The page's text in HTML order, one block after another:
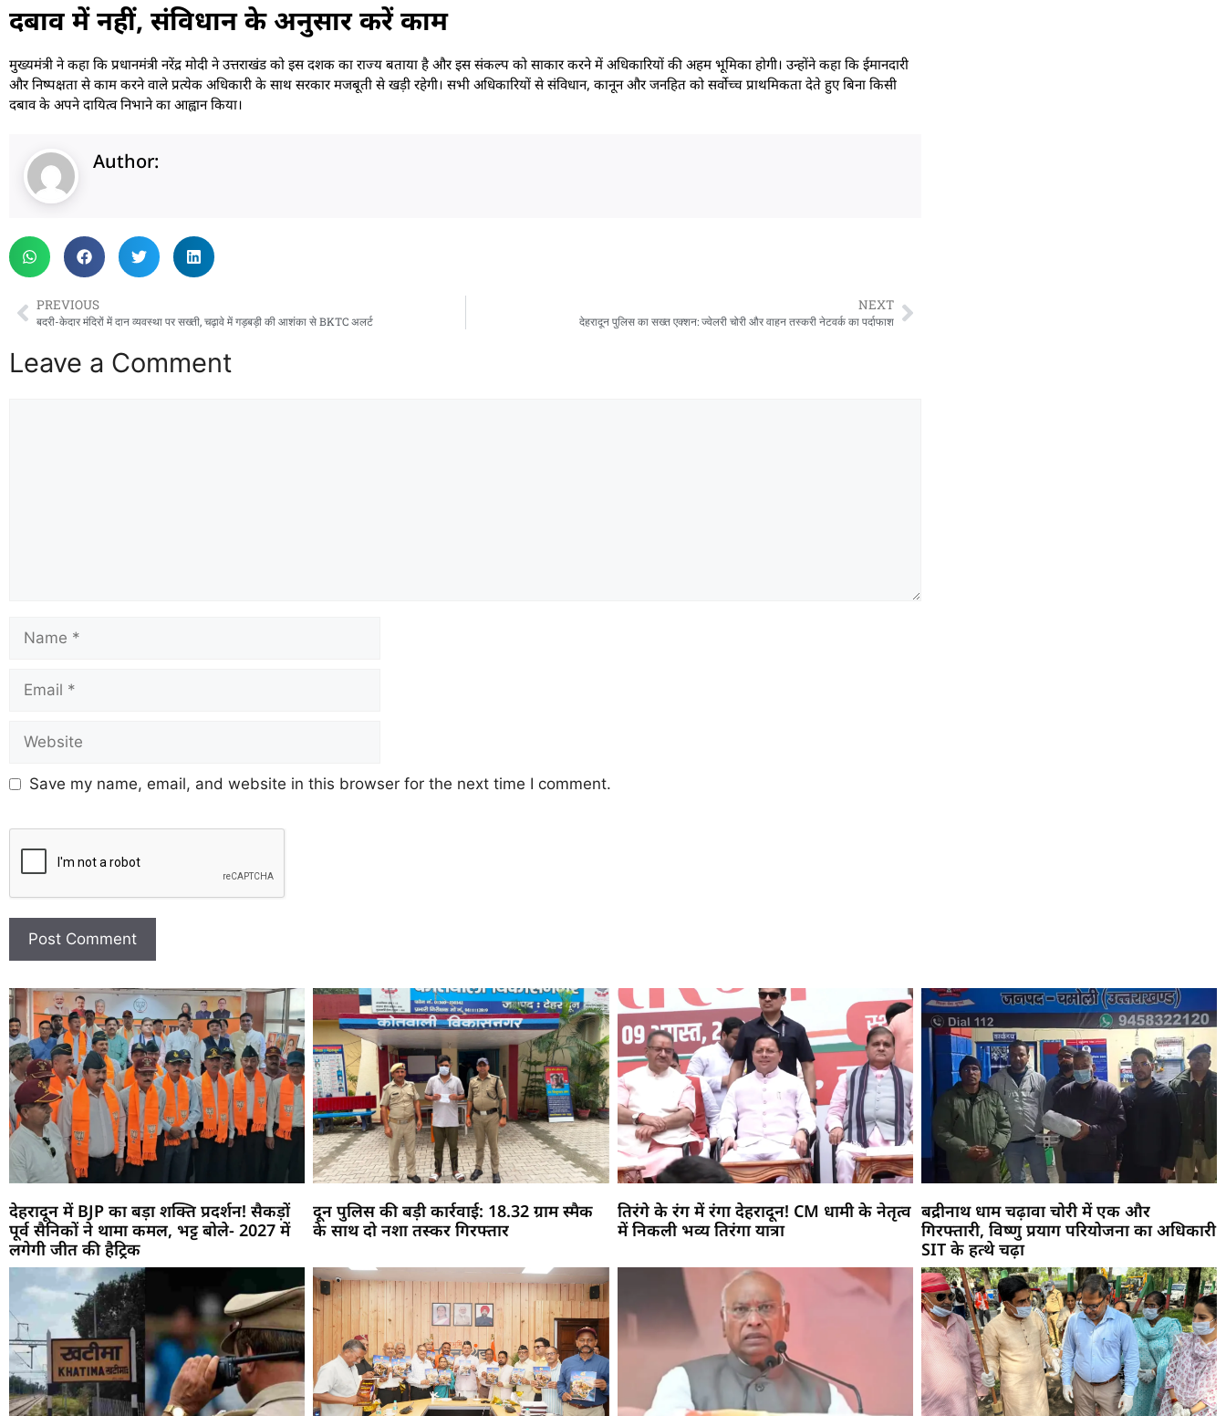
दबाव में नहीं, संविधान के अनुसार करें काम
मुख्यमंत्री ने कहा कि प्रधानमंत्री नरेंद्र मोदी ने उत्तराखंड को इस दशक का राज्य बताया है और इस संकल्प को साकार करने में अधिकारियों की अहम भूमिका होगी। उन्होंने कहा कि ईमानदारी
और निष्पक्षता से काम करने वाले प्रत्येक अधिकारी के साथ सरकार मजबूती से खड़ी रहेगी। सभी अधिकारियों से संविधान, कानून और जनहित को सर्वोच्च प्राथमिकता देते हुए बिना किसी
दबाव के अपने दायित्व निभाने का आह्वान किया।
Author:
PREVIOUS
बदरी-केदार मंदिरों में दान व्यवस्था पर सख्ती, चढ़ावे में गड़बड़ी की आशंका से BKTC अलर्ट
NEXT
देहरादून पुलिस का सख्त एक्शन: ज्वेलरी चोरी और वाहन तस्करी नेटवर्क का पर्दाफाश
Leave a Comment
Save my name, email, and website in this browser for the next time I comment.
देहरादून में BJP का बड़ा शक्ति प्रदर्शन! सैकड़ों
पूर्व सैनिकों ने थामा कमल, भट्ट बोले- 2027 में
लगेगी जीत की हैट्रिक
दून पुलिस की बड़ी कार्रवाई: 18.32 ग्राम स्मैक
के साथ दो नशा तस्कर गिरफ्तार
तिरंगे के रंग में रंगा देहरादून! CM धामी के नेतृत्व
में निकली भव्य तिरंगा यात्रा
बद्रीनाथ धाम चढ़ावा चोरी में एक और
गिरफ्तारी, विष्णु प्रयाग परियोजना का अधिकारी
SIT के हत्थे चढ़ा